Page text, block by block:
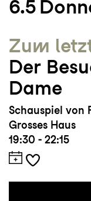
6.5
Zum
Der
Dame
Schauspiel von
Grosses Haus
19:30 - 22:15